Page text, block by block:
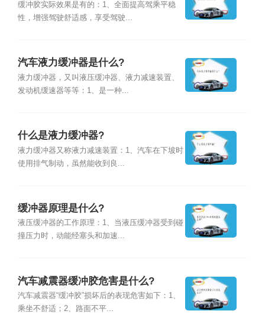
缓冲胶实际效果是有的：1、全面提高驾乘平稳
性，增强驾驶舒适感，享受驾驶...
汽车液力缓冲器是什么?
液力缓冲器，又叫液压缓冲器、液力减速装置、
发动机缓速器等等：1、是一种...
什么是液力缓冲器?
液力缓冲器又称液力减速装置：1、汽车在下坡时
使用排气制动，虽然能收到良...
缓冲器原理是什么?
液压缓冲器的工作原理：1、当液压缓冲器受到碰
撞压力时，动能经塞头和加速...
汽车减震器缓冲胶危害是什么?
汽车减震器“缓冲胶”损坏后的表现危害如下：1、
乘坐不舒适；2、路面不平...